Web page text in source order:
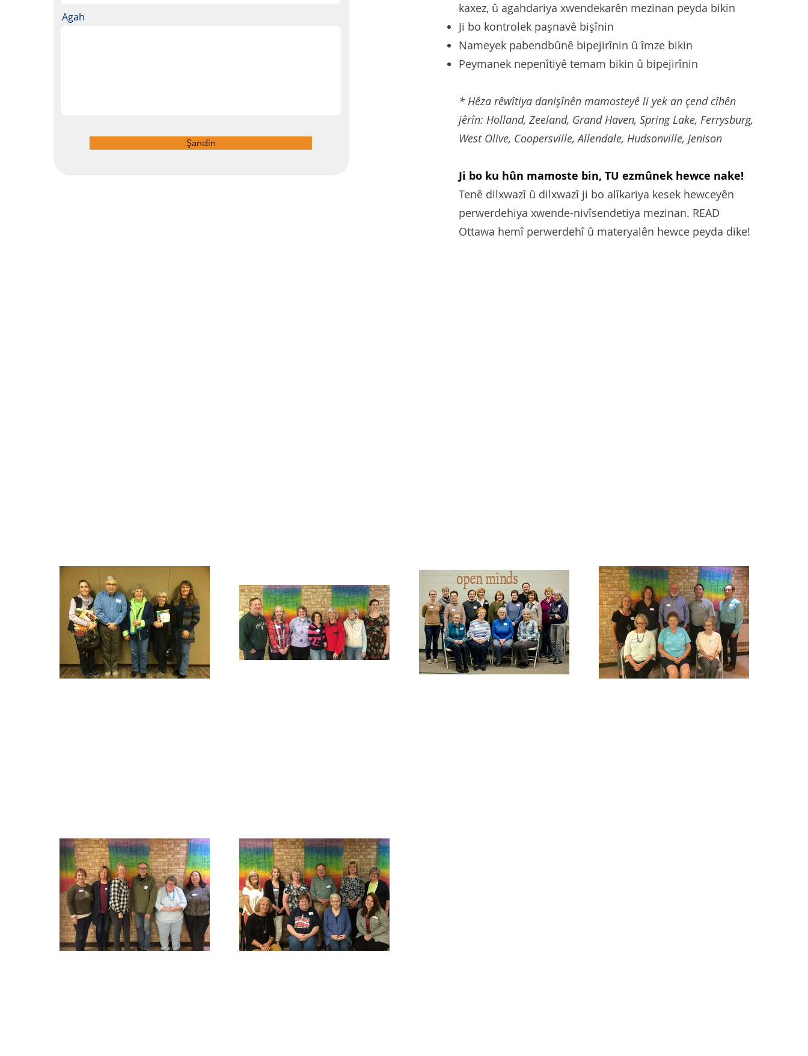
Agah
Şandin
kaxez, û agahdariya xwendekarên mezinan peyda bikin
Ji bo kontrolek paşnavê bişînin
Nameyek pabendbûnê bipejirînin û îmze bikin
Peymanek nepenîtiyê temam bikin û bipejirînin
* Hêza rêwîtiya danişînên mamosteyê li yek an çend cîhên
jêrîn: Holland, Zeeland, Grand Haven, Spring Lake, Ferrysburg,
West Olive, Coopersville, Allendale, Hudsonville, Jenison
Ji bo ku hûn mamoste bin, TU ezmûnek hewce nake!
Tenê dilxwazî û dilxwazî ji bo alîkariya kesek hewceyên
perwerdehiya xwende-nivîsendetiya mezinan. READ
Ottawa hemî perwerdehî û materyalên hewce peyda dike!